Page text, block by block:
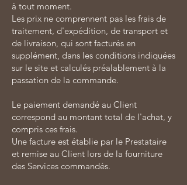
à tout moment.
Les prix ne comprennent pas les frais de
traitement, d'expédition, de transport et
de livraison, qui sont facturés en
supplément, dans les conditions indiquées
sur le site et calculés préalablement à la
passation de la commande.
Le paiement demandé au Client
correspond au montant total de l'achat, y
compris ces frais.
Une facture est établie par le Prestataire
et remise au Client lors de la fourniture
des Services commandés.